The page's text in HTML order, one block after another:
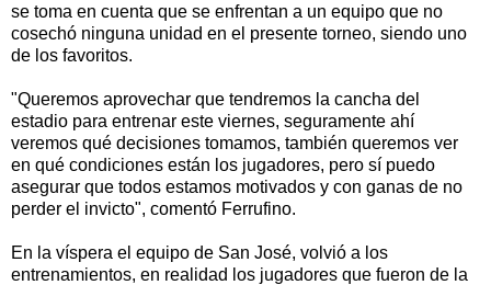
se toma en cuenta que se enfrentan a un equipo que no
cosechó ninguna unidad en el presente torneo, siendo uno
de los favoritos.
"Queremos aprovechar que tendremos la cancha del
estadio para entrenar este viernes, seguramente ahí
veremos qué decisiones tomamos, también queremos ver
en qué condiciones están los jugadores, pero sí puedo
asegurar que todos estamos motivados y con ganas de no
perder el invicto", comentó Ferrufino.
En la víspera el equipo de San José, volvió a los
entrenamientos, en realidad los jugadores que fueron de la